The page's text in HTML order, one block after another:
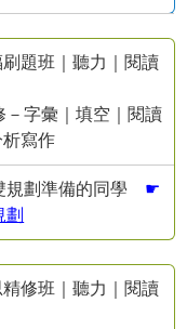
題班｜聽力｜閱讀
－字彙｜填空｜閱讀
析寫作
規劃準備的同學 ☛
劃
修班｜聽力｜閱讀